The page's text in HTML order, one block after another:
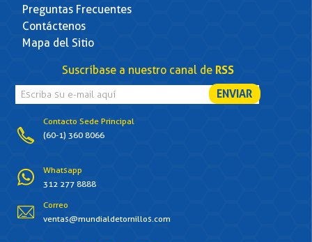
Preguntas Frecuentes
Contáctenos
Mapa del Sitio
Suscríbase a nuestro canal de RSS
Contacto Sede Principal
(60-1) 360 8066
Whatsapp
312 277 8888
Correo
ventas@mundialdetornillos.com